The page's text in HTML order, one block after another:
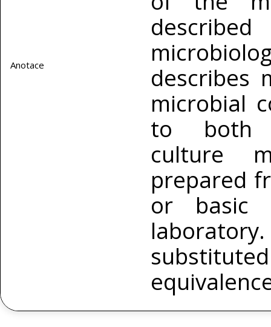
Anotace
describes
microbial
to both
culture
prepared
or basic